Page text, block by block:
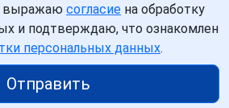
выражаю согласие на обработку
и подтверждаю, что ознакомлен
персональных данных.
Отправить